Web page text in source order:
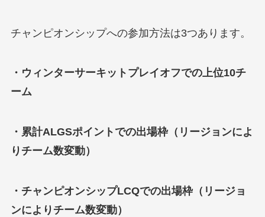
チャンピオンシップへの参加方法は3つあります。
・ウィンターサーキットプレイオフでの上位10チ
ーム
・累計ALGSポイントでの出場枠（リージョンによ
りチーム数変動）
・チャンピオンシップLCQでの出場枠（リージョ
ンによりチーム数変動）